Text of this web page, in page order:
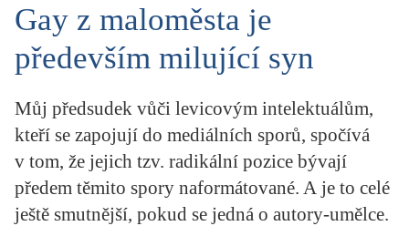
LITERATURY
PŘEHLED
STUDIE
PORTRÉT
KRITIKA PŘEKLADU
UKÁZKA
Gay z maloměsta je
především milující syn
Můj předsudek vůči levicovým intelektuálům,
kteří se zapojují do mediálních sporů, spočívá
v tom, že jejich tzv. radikální pozice bývají
předem těmito spory naformátované. A je to celé
ještě smutnější, pokud se jedná o autory-umělce.